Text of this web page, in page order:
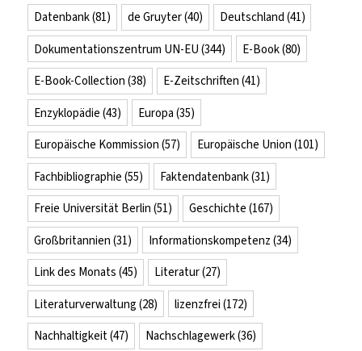
Datenbank(81) de Gruyter(40) Deutschland (41)
Dokumentationszentrum UN-EU (344) E-Book(80)
E-Book-Collection (38) E-Zeitschriften (41)
Enzyklopädie (43) Europa (35)
Europäische Kommission (57) Europäische Union (101)
Fachbibliographie (55) Faktendatenbank(31)
Freie Universität Berlin (51) Geschichte (167)
Großbritannien (31) Informationskompetenz (34)
Link des Monats (45) Literatur(27)
Literaturverwaltung (28) lizenzfrei (172)
Nachhaltigkeit(47) Nachschlagewerk(36)